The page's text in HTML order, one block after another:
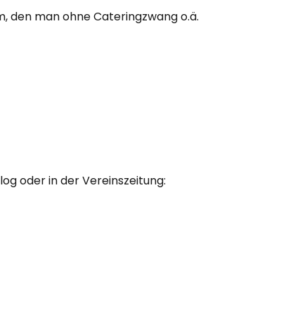
den man ohne Cateringzwang o.ä.
oder in der Vereinszeitung: